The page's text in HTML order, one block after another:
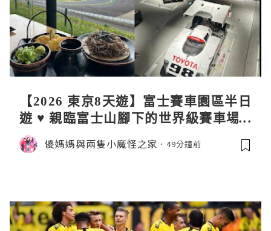
【2026 東京8天遊】富士賽車園區半日
遊 ♥ 親臨富士山腳下的世界級賽車場 F
uji SpeedWay。參觀富士賽車博物
館。到觀景餐廳邊觀賞賽車邊嘆午餐
儍媽媽與兩隻小魔怪之家 49分鐘前